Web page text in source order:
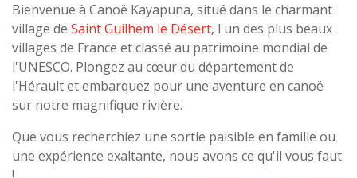
Bienvenue à Canoë Kayapuna, situé dans le charmant
village de Saint Guilhem le Désert, l'un des plus beaux
villages de France et classé au patrimoine mondial de
l'UNESCO. Plongez au cœur du département de
l'Hérault et embarquez pour une aventure en canoë
sur notre magnifique rivière.
Que vous recherchiez une sortie paisible en famille ou
une expérience exaltante, nous avons ce qu'il vous faut